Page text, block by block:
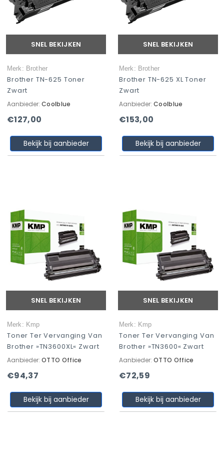
SNEL BEKIJKEN
Merk: Brother
Brother TN-625 Toner
Zwart
Aanbieder: Coolblue
€127,00
Bekijk bij aanbieder
SNEL BEKIJKEN
Merk: Brother
Brother TN-625 XL Toner
Zwart
Aanbieder: Coolblue
€153,00
Bekijk bij aanbieder
SNEL BEKIJKEN
Merk: Kmp
Toner Ter Vervanging Van
Brother »TN3600XL« Zwart
Aanbieder: OTTO Office
€94,37
Bekijk bij aanbieder
SNEL BEKIJKEN
Merk: Kmp
Toner Ter Vervanging Van
Brother »TN3600« Zwart
Aanbieder: OTTO Office
€72,59
Bekijk bij aanbieder